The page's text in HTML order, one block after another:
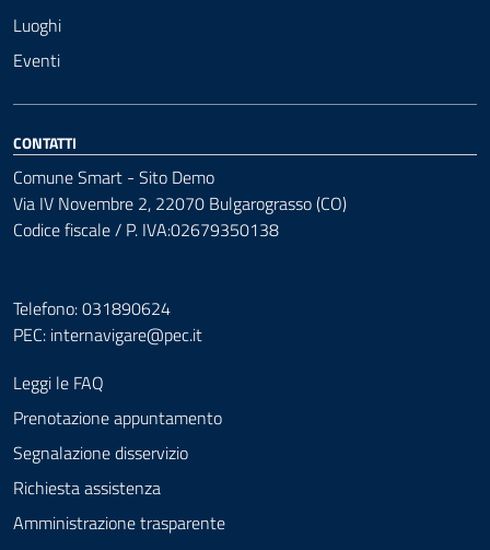
Luoghi
Eventi
CONTATTI
Comune Smart - Sito Demo
Via IV Novembre 2, 22070 Bulgarograsso (CO)
Codice fiscale / P. IVA:02679350138
Telefono: 031890624
PEC: internavigare@pec.it
Leggi le FAQ
Prenotazione appuntamento
Segnalazione disservizio
Richiesta assistenza
Amministrazione trasparente